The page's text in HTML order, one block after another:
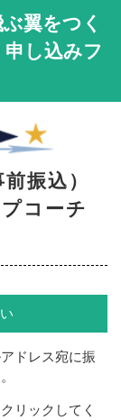
翼をつく
し込みフ
振込）
コーチ
ドレス宛に振
リックしてく